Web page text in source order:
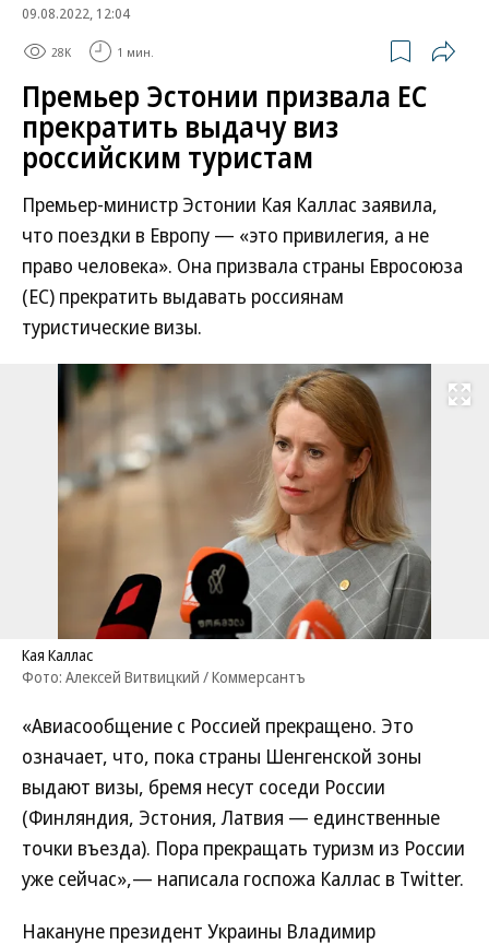
09.08.2022, 12:04
28K 1 мин.
Премьер Эстонии призвала ЕС
прекратить выдачу виз
российским туристам
Премьер-министр Эстонии Кая Каллас заявила,
что поездки в Европу — «это привилегия, а не
право человека». Она призвала страны Евросоюза
(ЕС) прекратить выдавать россиянам
туристические визы.
Развернуть
Кая Каллас
Фото: Алексей Витвицкий / Коммерсантъ
«Авиасообщение с Россией прекращено. Это
означает, что, пока страны Шенгенской зоны
выдают визы, бремя несут соседи России
(Финляндия, Эстония, Латвия — единственные
точки въезда). Пора прекращать туризм из России
уже сейчас»,— написала госпожа Каллас в Twitter.
Накануне президент Украины Владимир